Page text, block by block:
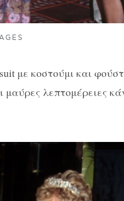
με κοστούμι και
μαύρες λεπτομέρειες